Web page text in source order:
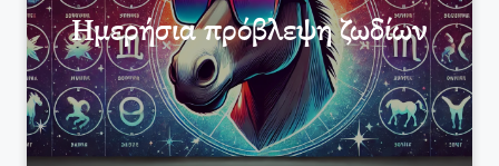
Ημερήσια πρόβλεψη ζωδίων